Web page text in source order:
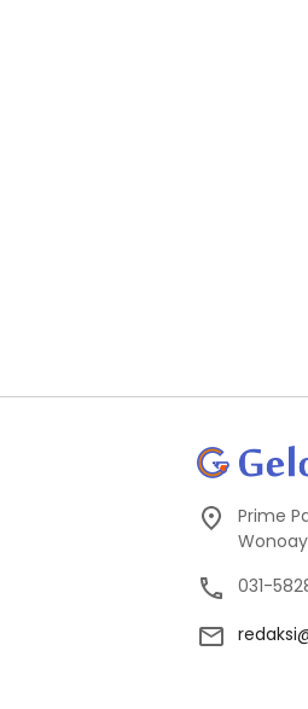
Prime
031-